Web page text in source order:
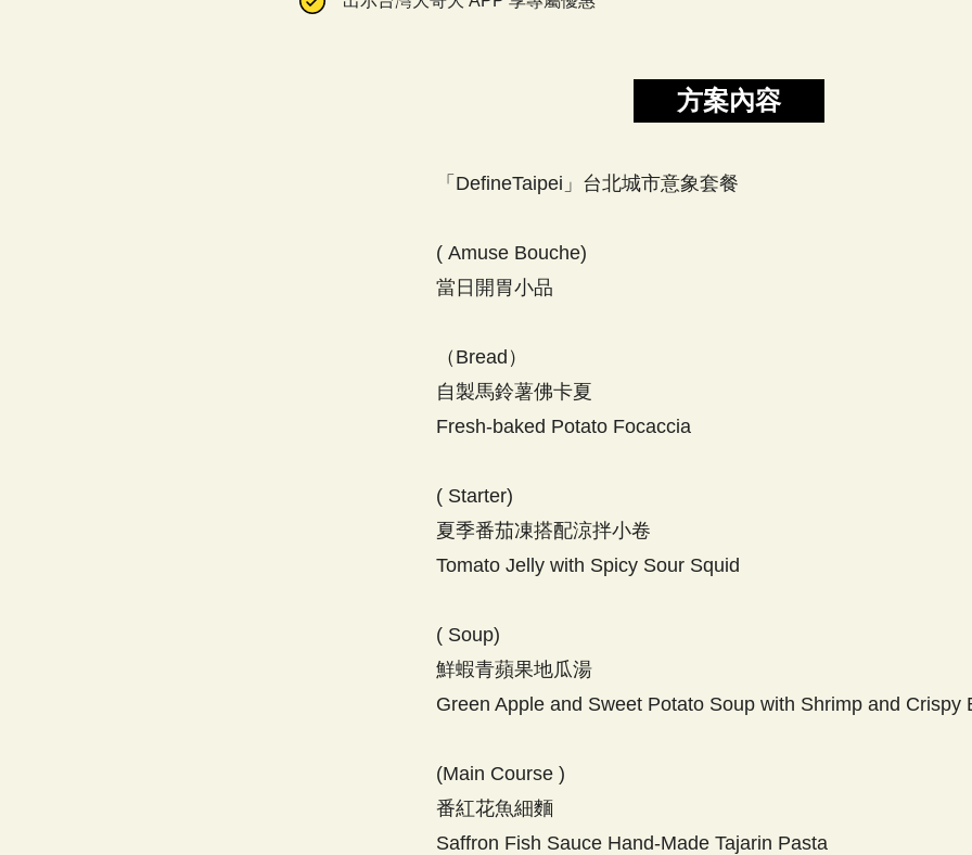
方案內容
「DefineTaipei」台北城市意象套餐
( Amuse Bouche)
當日開胃小品
（Bread）
自製馬鈴薯佛卡夏
Fresh-baked Potato Focaccia
( Starter)
夏季番茄凍搭配涼拌小卷
Tomato Jelly with Spicy Sour Squid
( Soup)
鮮蝦青蘋果地瓜湯
Green Apple and Sweet Potato Soup with Shrimp and Crispy
(Main Course )
番紅花魚細麵
Saffron Fish Sauce Hand-Made Tajarin Pasta